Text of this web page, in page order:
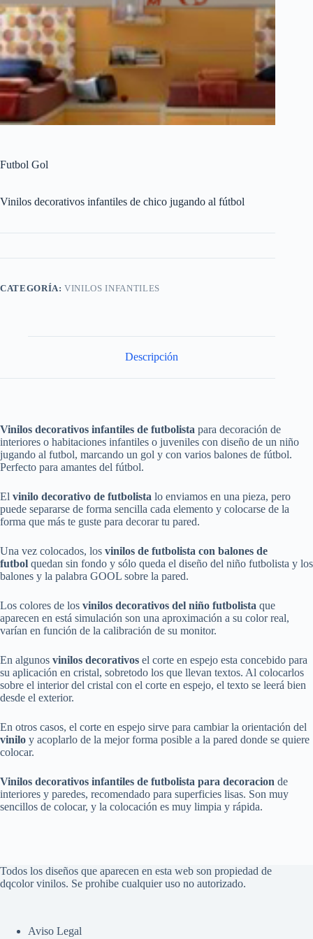
Futbol Gol
Vinilos decorativos infantiles de chico jugando al fútbol
CATEGORÍA:VINILOS INFANTILES
Descripción
Vinilos decorativos infantiles de futbolista para decoración de
interiores o habitaciones infantiles o juveniles con diseño de un niño
jugando al futbol, marcando un gol y con varios balones de fútbol.
Perfecto para amantes del fútbol.
El vinilo decorativo de futbolista lo enviamos en una pieza, pero
puede separarse de forma sencilla cada elemento y colocarse de la
forma que más te guste para decorar tu pared.
Una vez colocados, los vinilos de futbolista con balones de
futbol quedan sin fondo y sólo queda el diseño del niño futbolista y los
balones y la palabra GOOL sobre la pared.
Los colores de los vinilos decorativos del niño futbolista que
aparecen en está simulación son una aproximación a su color real,
varían en función de la calibración de su monitor.
En algunos vinilos decorativos el corte en espejo esta concebido para
su aplicación en cristal, sobretodo los que llevan textos. Al colocarlos
sobre el interior del cristal con el corte en espejo, el texto se leerá bien
desde el exterior.
En otros casos, el corte en espejo sirve para cambiar la orientación del
vinilo y acoplarlo de la mejor forma posible a la pared donde se quiere
colocar.
Vinilos decorativos infantiles de futbolista para decoracion de
interiores y paredes, recomendado para superficies lisas. Son muy
sencillos de colocar, y la colocación es muy limpia y rápida.
Todos los diseños que aparecen en esta web son propiedad de
dqcolor vinilos. Se prohibe cualquier uso no autorizado.
Aviso Legal